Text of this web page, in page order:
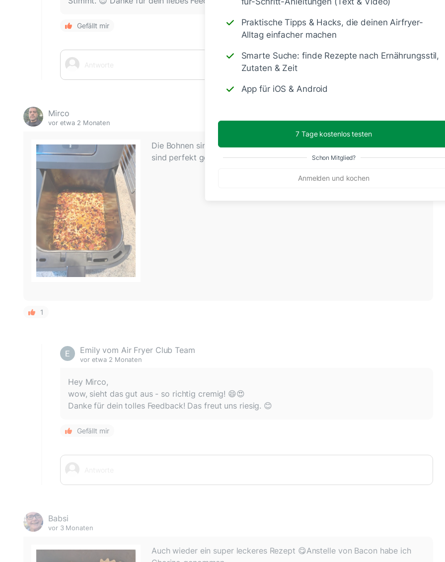
Praktische Tipps & Hacks, die deinen Airfryer-
Alltag einfacher machen
Smarte Suche: finde Rezepte nach Ernährungsstil,
Zutaten & Zeit
App für iOS & Android
7 Tage kostenlos testen
Schon Mitglied?
Anmelden und kochen
Gefällt mir
Mirco
vor etwa 2 Monaten
Die Bohnen sind der Hammer. Habe sie bei 190 C. und 20 Min. gemacht,
sind perfekt geworden. volle fünf Sterne
1
Emily vom Air Fryer Club Team
vor etwa 2 Monaten
Hey Mirco,
wow, sieht das gut aus - so richtig cremig! 😄😍
Danke für dein tolles Feedback! Das freut uns riesig. 😊
Gefällt mir
Babsi
vor 3 Monaten
Auch wieder ein super leckeres Rezept 😋Anstelle von Bacon habe ich